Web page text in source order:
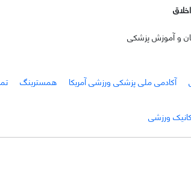
و آموزش پزشکی
آکادمی ملی پزشکی ورزشی آمریکا همسترینگ
ورزشی